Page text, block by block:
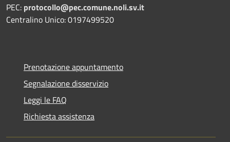
PEC: protocollo@pec.comune.noli.sv.it
Centralino Unico: 0197499520
Prenotazione appuntamento
Segnalazione disservizio
Leggi le FAQ
Richiesta assistenza